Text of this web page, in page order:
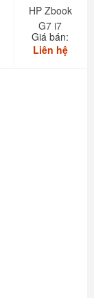
HP Zbook
G7 i7
Giá bán:
Liên hệ